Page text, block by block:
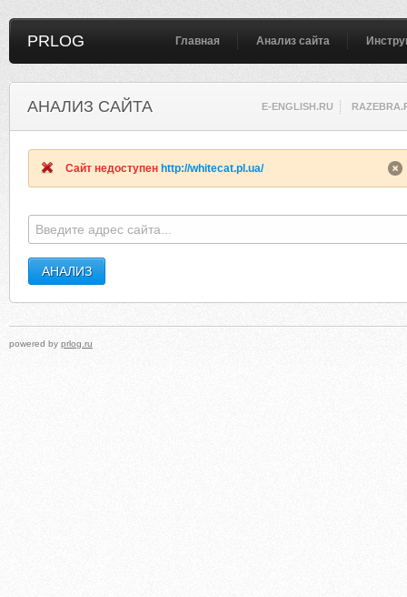
PRLOG Главная Анализ сайта
АНАЛИЗ САЙТА E-ENGLISH.RU
Сайт недоступен http://whitecat.pl.ua/
powered by prlog.ru